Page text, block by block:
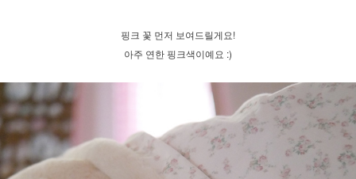
핑크 꽃 먼저 보여드릴게요!
아주 연한 핑크색이예요 :)